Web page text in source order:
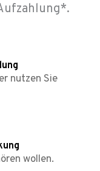
nutzen Sie
wollen.